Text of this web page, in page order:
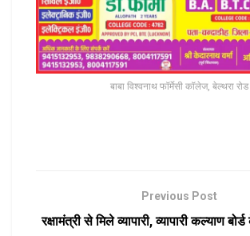
बाबा विश्वनाथ फॉर्मेसी कॉलेज, बेल्थरा रोड
Previous Post
रक्षामंत्री से मिले व्यापारी, व्यापारी कल्याण